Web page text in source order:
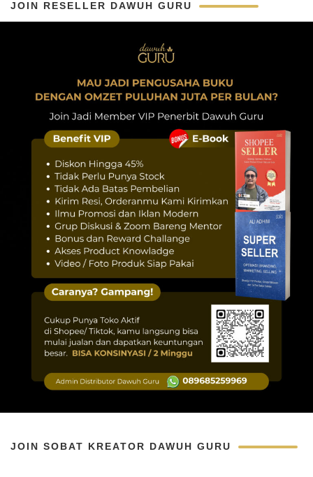
JOIN RESELLER DAWUH GURU
JOIN SOBAT KREATOR DAWUH GURU